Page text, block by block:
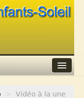
> Vidéo à la une